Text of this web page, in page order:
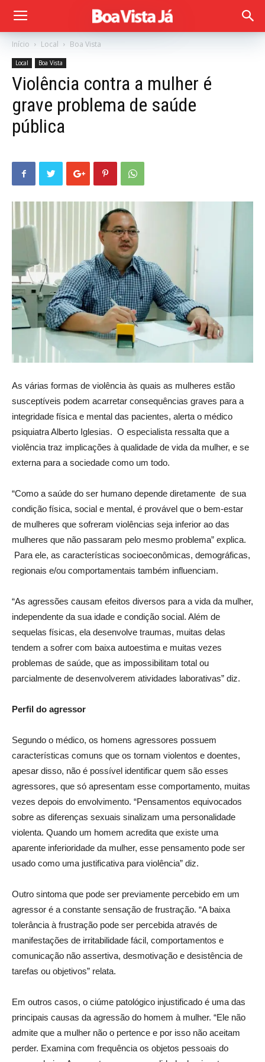
Início Local Boa Vista
Local Boa Vista
Violência contra a mulher é
grave problema de saúde
pública
As várias formas de violência às quais as mulheres estão
susceptíveis podem acarretar consequências graves para a
integridade física e mental das pacientes, alerta o médico
psiquiatra Alberto Iglesias. O especialista ressalta que a
violência traz implicações à qualidade de vida da mulher, e se
externa para a sociedade como um todo.
“Como a saúde do ser humano depende diretamente de sua
condição física, social e mental, é provável que o bem-estar
de mulheres que sofreram violências seja inferior ao das
mulheres que não passaram pelo mesmo problema” explica.
Para ele, as características socioeconômicas, demográficas,
regionais e/ou comportamentais também influenciam.
“As agressões causam efeitos diversos para a vida da mulher,
independente da sua idade e condição social. Além de
sequelas físicas, ela desenvolve traumas, muitas delas
tendem a sofrer com baixa autoestima e muitas vezes
problemas de saúde, que as impossibilitam total ou
parcialmente de desenvolverem atividades laborativas” diz.
Perfil do agressor
Segundo o médico, os homens agressores possuem
características comuns que os tornam violentos e doentes,
apesar disso, não é possível identificar quem são esses
agressores, que só apresentam esse comportamento, muitas
vezes depois do envolvimento. “Pensamentos equivocados
sobre as diferenças sexuais sinalizam uma personalidade
violenta. Quando um homem acredita que existe uma
aparente inferioridade da mulher, esse pensamento pode ser
usado como uma justificativa para violência” diz.
Outro sintoma que pode ser previamente percebido em um
agressor é a constante sensação de frustração. “A baixa
tolerância à frustração pode ser percebida através de
manifestações de irritabilidade fácil, comportamentos e
comunicação não assertiva, desmotivação e desistência de
tarefas ou objetivos” relata.
Em outros casos, o ciúme patológico injustificado é uma das
principais causas da agressão do homem à mulher. “Ele não
admite que a mulher não o pertence e por isso não aceitam
perder. Examina com frequência os objetos pessoais do